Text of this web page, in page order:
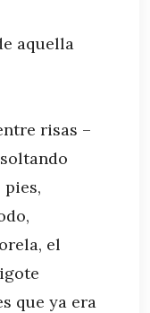
aquella
risas –
el
que ya era